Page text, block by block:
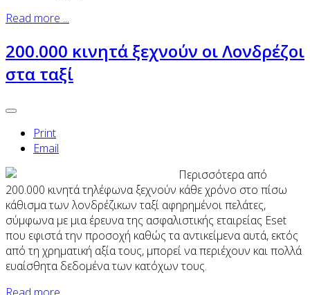
Read more ...
200.000 κινητά ξεχνούν οι Λονδρέζοι
στα ταξί
Print
Email
Περισσότερα από
200.000 κινητά τηλέφωνα ξεχνούν κάθε χρόνο στο πίσω
κάθισμα των λονδρέζικων ταξί αφηρημένοι πελάτες,
σύμφωνα με μια έρευνα της ασφαλιστικής εταιρείας Eset
που εφιστά την προσοχή καθώς τα αντικείμενα αυτά, εκτός
από τη χρηματική αξία τους, μπορεί να περιέχουν και πολλά
ευαίσθητα δεδομένα των κατόχων τους.